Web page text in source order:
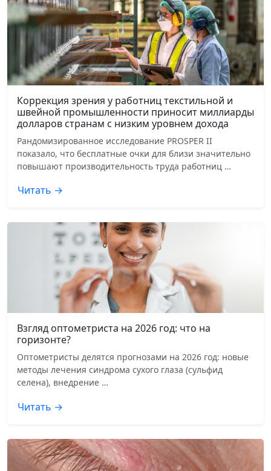
Коррекция зрения у работниц текстильной и
швейной промышленности приносит миллиарды
долларов странам с низким уровнем дохода
Рандомизированное исследование PROSPER II
показало, что бесплатные очки для близи значительно
повышают производительность труда работниц …
Читать →
Взгляд оптометриста на 2026 год: что на
горизонте?
Оптометристы делятся прогнозами на 2026 год: новые
методы лечения синдрома сухого глаза (сульфид
селена), внедрение …
Читать →